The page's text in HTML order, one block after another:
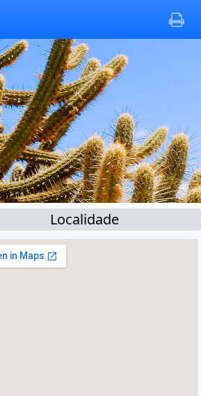
Localidade